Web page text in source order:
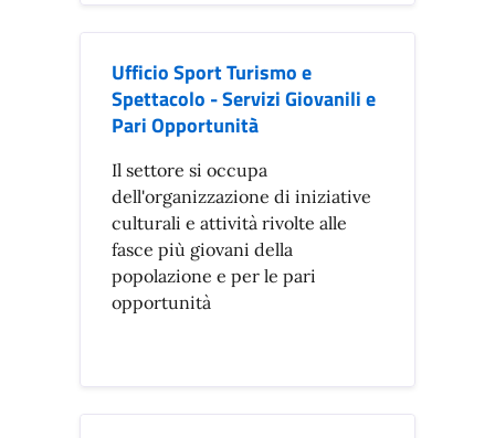
Ufficio Sport Turismo e
Spettacolo - Servizi Giovanili e
Pari Opportunità
Il settore si occupa
dell'organizzazione di iniziative
culturali e attività rivolte alle
fasce più giovani della
popolazione e per le pari
opportunità